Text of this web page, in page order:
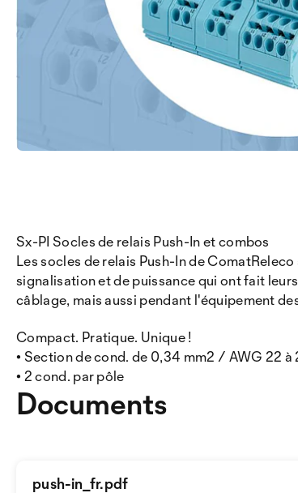
Sx-PI Socles de relais Push-In et combos
Les socles de relais Push-In de
signalisation et de puissance qui ont fait
câblage, mais aussi pendant l'équipement
Compact. Pratique. Unique !
• Section de cond. de 0,34 mm2 / AWG 22
• 2 cond. par pôle
Documents
push-in_fr.pdf